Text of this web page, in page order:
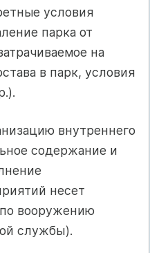
условия
парка от
на
в парк, условия
внутреннего
содержание и
несет
вооружению
службы).